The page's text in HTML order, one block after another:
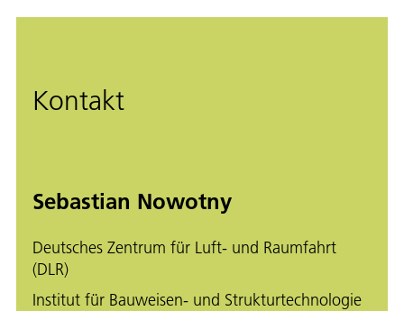
Kontakt
Sebastian Nowotny
Deutsches Zentrum für Luft- und Raumfahrt
(DLR)
Institut für Bauweisen- und Strukturtechnologie